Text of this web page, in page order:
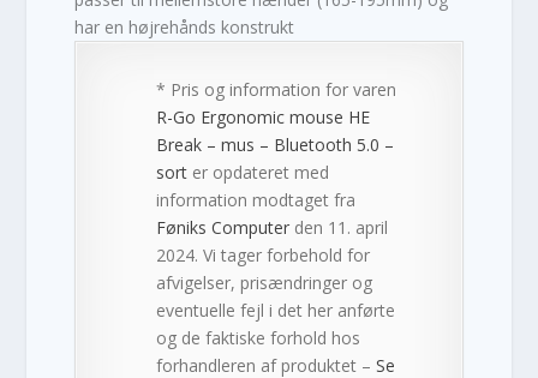
har en højrehånds konstrukt
* Pris og information for varen
R-Go Ergonomic mouse HE
Break – mus – Bluetooth 5.0 –
sort er opdateret med
information modtaget fra
Føniks Computer den 11. april
2024. Vi tager forbehold for
afvigelser, prisændringer og
eventuelle fejl i det her anførte
og de faktiske forhold hos
forhandleren af produktet –Se